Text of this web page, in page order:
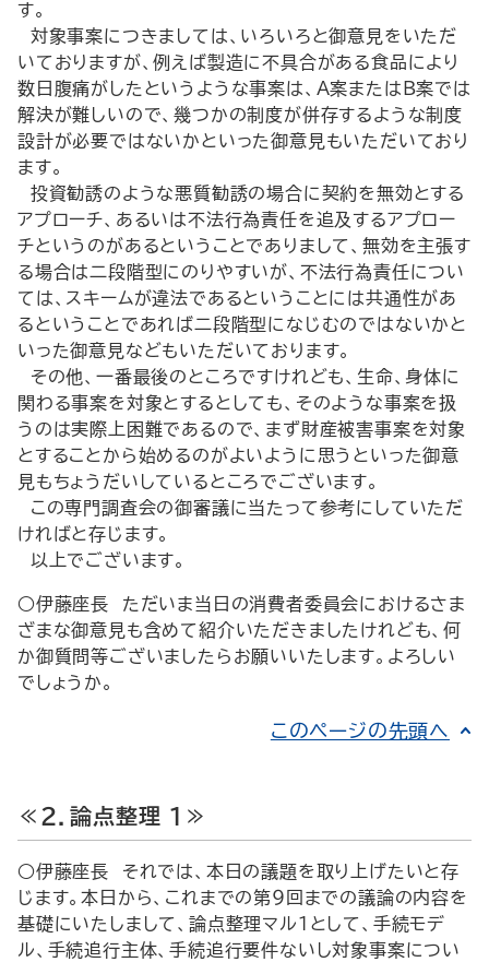
す。
対象事案につきましては、いろいろと御意見をいただ
いておりますが、例えば製造に不具合がある食品により
数日腹痛がしたというような事案は、A案またはB案では
解決が難しいので、幾つかの制度が併存するような制度
設計が必要ではないかといった御意見もいただいており
ます。
投資勧誘のような悪質勧誘の場合に契約を無効とする
アプローチ、あるいは不法行為責任を追及するアプロー
チというのがあるということでありまして、無効を主張す
る場合は二段階型にのりやすいが、不法行為責任につい
ては、スキームが違法であるということには共通性があ
るということであれば二段階型になじむのではないかと
いった御意見などもいただいております。
その他、一番最後のところですけれども、生命、身体に
関わる事案を対象とするとしても、そのような事案を扱
うのは実際上困難であるので、まず財産被害事案を対象
とすることから始めるのがよいように思うといった御意
見もちょうだいしているところでございます。
この専門調査会の御審議に当たって参考にしていただ
ければと存じます。
以上でございます。
○伊藤座長 ただいま当日の消費者委員会におけるさま
ざまな御意見も含めて紹介いただきましたけれども、何
か御質問等ございましたらお願いいたします。よろしい
でしょうか。
このページの先頭へ
≪２．論点整理 １≫
○伊藤座長 それでは、本日の議題を取り上げたいと存
じます。本日から、これまでの第９回までの議論の内容を
基礎にいたしまして、論点整理マル１として、手続モデ
ル、手続追行主体、手続追行要件ないし対象事案につい